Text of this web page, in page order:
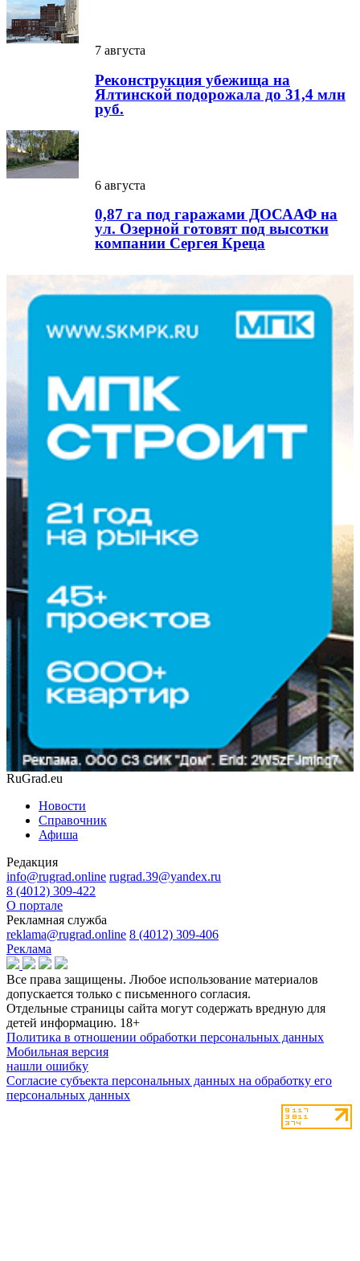
7 августа
Реконструкция убежища на
Ялтинской подорожала до 31,4 млн
руб.
6 августа
0,87 га под гаражами ДОСААФ на
ул. Озерной готовят под высотки
компании Сергея Креца
RuGrad.eu
Новости
Справочник
Афиша
Редакция
info@rugrad.online rugrad.39@yandex.ru
8 (4012) 309-422
О портале
Рекламная служба
reklama@rugrad.online 8 (4012) 309-406
Реклама
Все права защищены. Любое использование материалов
допускается только с письменного согласия.
Отдельные страницы сайта могут содержать вредную для
детей информацию. 18+
Политика в отношении обработки персональных данных
Мобильная версия
нашли ошибку
Согласие субъекта персональных данных на обработку его
персональных данных